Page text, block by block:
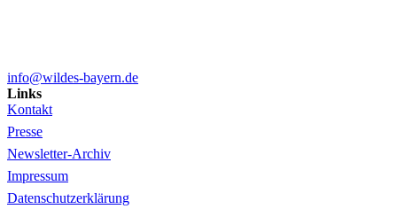
info@wildes-bayern.de
Links
Kontakt
Presse
Newsletter-Archiv
Impressum
Datenschutzerklärung